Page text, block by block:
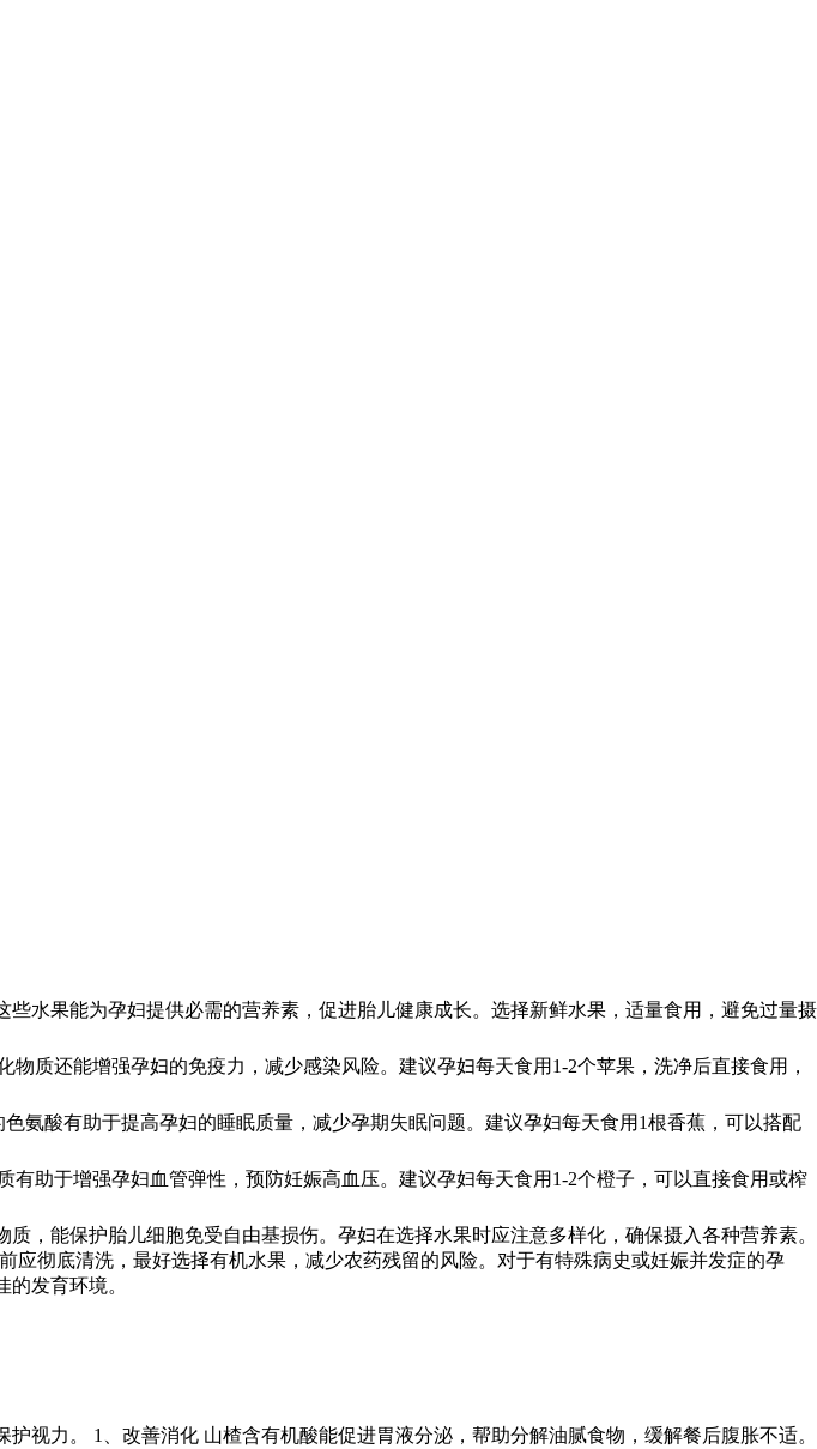
水果能为孕妇提供必需的营养素，促进胎儿健康成长。选择新鲜水果，适量食用，避免过量摄
质还能增强孕妇的免疫力，减少感染风险。建议孕妇每天食用1-2个苹果，洗净后直接食用，
氨酸有助于提高孕妇的睡眠质量，减少孕期失眠问题。建议孕妇每天食用1根香蕉，可以搭配
助于增强孕妇血管弹性，预防妊娠高血压。建议孕妇每天食用1-2个橙子，可以直接食用或榨
，能保护胎儿细胞免受自由基损伤。孕妇在选择水果时应注意多样化，确保摄入各种营养素。
应彻底清洗，最好选择有机水果，减少农药残留的风险。对于有特殊病史或妊娠并发症的孕
发育环境。
视力。 1、改善消化 山楂含有机酸能促进胃液分泌，帮助分解油腻食物，缓解餐后腹胀不适。